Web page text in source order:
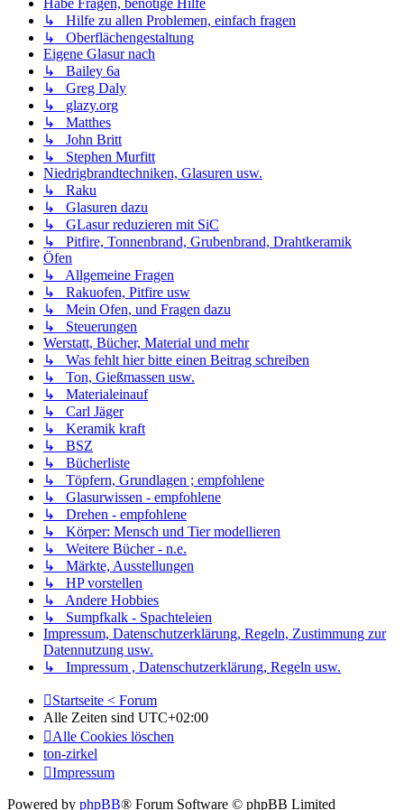
↳ Hilfe zu allen Problemen, einfach fragen
↳ Oberflächengestaltung
Eigene Glasur nach
↳ Bailey 6a
↳ Greg Daly
↳ glazy.org
↳ Matthes
↳ John Britt
↳ Stephen Murfitt
Niedrigbrandtechniken, Glasuren usw.
↳ Raku
↳ Glasuren dazu
↳ GLasur reduzieren mit SiC
↳ Pitfire, Tonnenbrand, Grubenbrand, Drahtkeramik
Öfen
↳ Allgemeine Fragen
↳ Rakuofen, Pitfire usw
↳ Mein Ofen, und Fragen dazu
↳ Steuerungen
Werstatt, Bücher, Material und mehr
↳ Was fehlt hier bitte einen Beitrag schreiben
↳ Ton, Gießmassen usw.
↳ Materialeinauf
↳ Carl Jäger
↳ Keramik kraft
↳ BSZ
↳ Bücherliste
↳ Töpfern, Grundlagen ; empfohlene
↳ Glasurwissen - empfohlene
↳ Drehen - empfohlene
↳ Körper: Mensch und Tier modellieren
↳ Weitere Bücher - n.e.
↳ Märkte, Ausstellungen
↳ HP vorstellen
↳ Andere Hobbies
↳ Sumpfkalk - Spachteleien
Impressum, Datenschutzerklärung, Regeln, Zustimmung zur
Datennutzung usw.
↳ Impressum , Datenschutzerklärung, Regeln usw.
Startseite < Forum
Alle Zeiten sind UTC+02:00
Alle Cookies löschen
ton-zirkel
Impressum
Powered by phpBB® Forum Software © phpBB Limited